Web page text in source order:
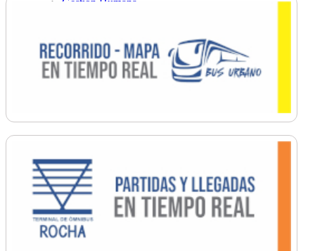
Gestión Humana
Ordenamiento
Promoción Social
Salud
Secretaría General